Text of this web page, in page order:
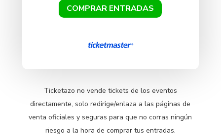
COMPRAR ENTRADAS
Ticketazo no vende tickets de los eventos
directamente, solo redirige/enlaza a las páginas de
venta oficiales y seguras para que no corras ningún
riesgo a la hora de comprar tus entradas.